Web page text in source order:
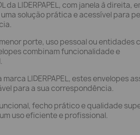
da LIDERPAPEL, com janela à direita,
solução prática e acessível para
porte, uso pessoal ou entidades
combinam funcionalidade e
LIDERPAPEL, estes envelopes
para a sua correspondência.
fecho prático e qualidade
uso eficiente e profissional.